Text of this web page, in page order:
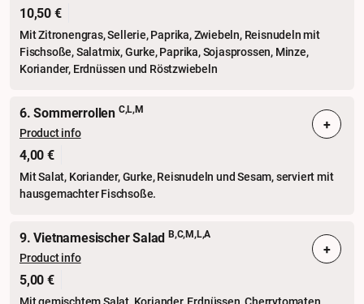
10,50 €
Mit Zitronengras, Sellerie, Paprika, Zwiebeln, Reisnudeln mit
Fischsoße, Salatmix, Gurke, Paprika, Sojasprossen, Minze,
Koriander, Erdnüssen und Röstzwiebeln
6. Sommerrollen C,L,M
Product info
4,00 €
Mit Salat, Koriander, Gurke, Reisnudeln und Sesam, serviert mit
hausgemachter Fischsoße.
+
9. Vietnamesischer Salad B,C,M,L,A
Product info
5,00 €
+